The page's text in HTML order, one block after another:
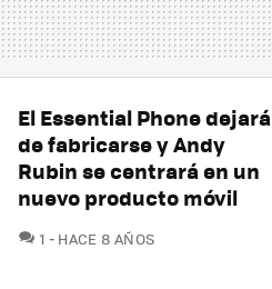
El Essential Phone dejará
de fabricarse y Andy
Rubin se centrará en un
nuevo producto móvil
1 COMENTARIOS
HACE 8 AÑOS